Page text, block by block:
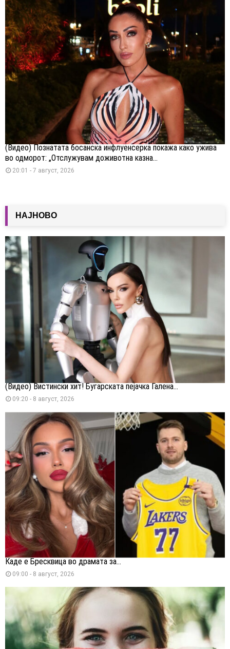
(Видео) Познатата босанска инфлуенсерка покажа како ужива
во одморот: „Отслужувам доживотна казна...
20:01 - 7 август, 2026
НАЈНОВО
(Видео) Вистински хит! Бугарската пејачка Галена...
09:20 - 8 август, 2026
Каде е Бресквица во драмата за...
09:00 - 8 август, 2026